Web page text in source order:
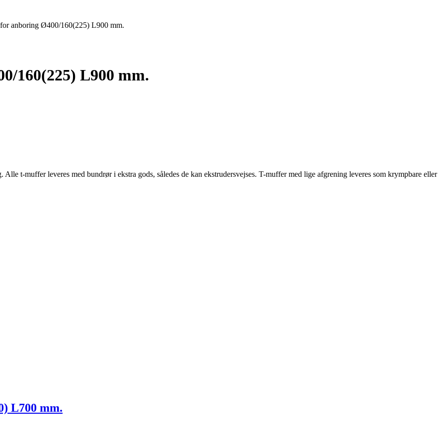
anboring Ø400/160(225) L900 mm.
160(225) L900 mm.
t-muffer leveres med bundrør i ekstra gods, således de kan ekstrudersvejses. T-muffer med lige afgrening leveres som krympbare eller
L700 mm.